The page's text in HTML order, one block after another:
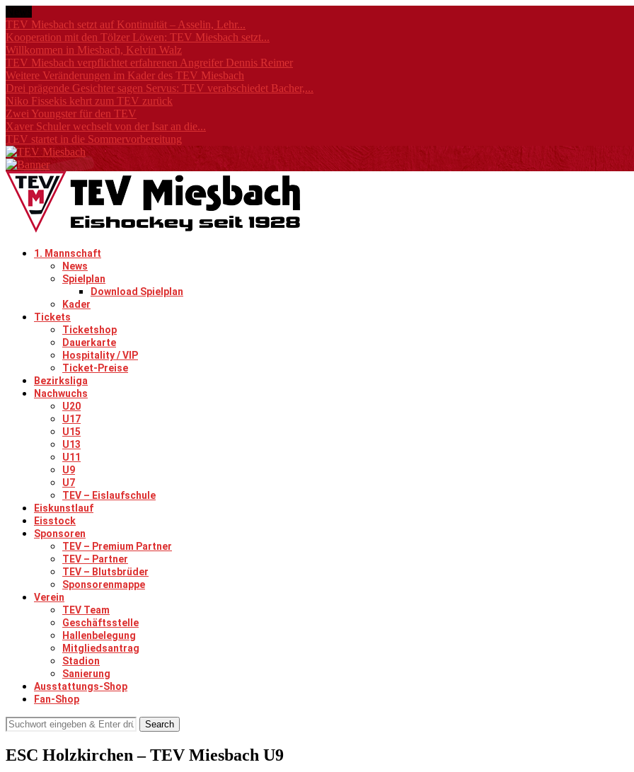
TEV Miesbach setzt auf Kontinuität – Asselin, Lehr...
Kooperation mit den Tölzer Löwen: TEV Miesbach setzt...
Willkommen in Miesbach, Kelvin Walz
TEV Miesbach verpflichtet erfahrenen Angreifer Dennis Reimer
Weitere Veränderungen im Kader des TEV Miesbach
Drei prägende Gesichter sagen Servus: TEV verabschiedet Bacher,...
Niko Fissekis kehrt zum TEV zurück
Zwei Youngster für den TEV
Xaver Schuler wechselt von der Isar an die...
TEV startet in die Sommervorbereitung
1. Mannschaft
News
Spielplan
Download Spielplan
Kader
Tickets
Ticketshop
Dauerkarte
Hospitality / VIP
Ticket-Preise
Bezirksliga
Nachwuchs
U20
U17
U15
U13
U11
U9
U7
TEV – Eislaufschule
Eiskunstlauf
Eisstock
Sponsoren
TEV – Premium Partner
TEV – Partner
TEV – Blutsbrüder
Sponsorenmappe
Verein
TEV Team
Geschäftsstelle
Hallenbelegung
Mitgliedsantrag
Stadion
Sanierung
Ausstattungs-Shop
Fan-Shop
Search
ESC Holzkirchen – TEV Miesbach U9